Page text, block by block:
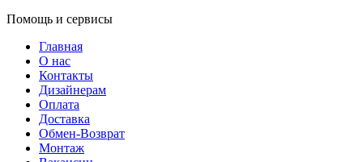
Помощь и сервисы
Главная
О нас
Контакты
Дизайнерам
Оплата
Доставка
Обмен-Возврат
Монтаж